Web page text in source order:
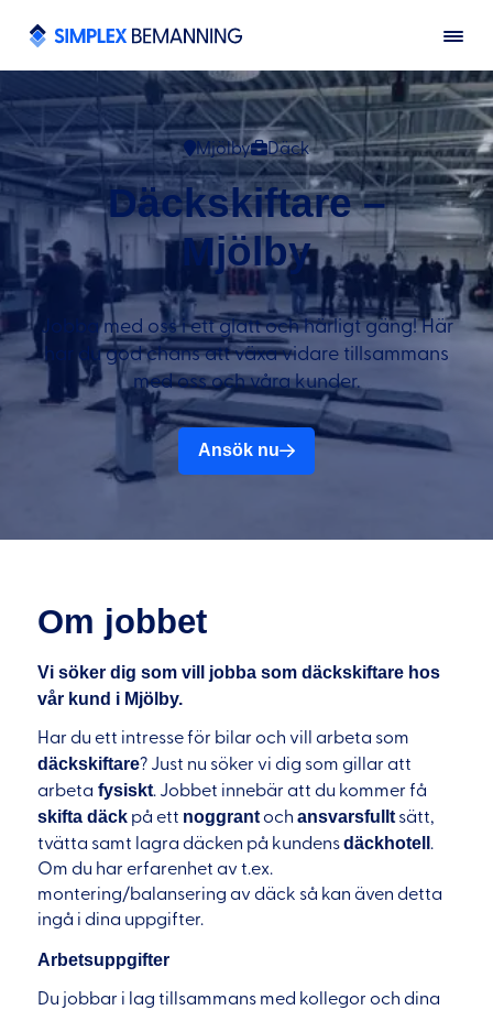
Mjölby Däck
Däckskiftare –
Mjölby
Jobba med oss i ett glatt och härligt gäng! Här
har du god chans att växa vidare tillsammans
med oss och våra kunder.
Ansök nu
Om jobbet
Vi söker dig som vill jobba som däckskiftare hos
vår kund i Mjölby.
Har du ett intresse för bilar och vill arbeta som
däckskiftare? Just nu söker vi dig som gillar att
arbeta fysiskt. Jobbet innebär att du kommer få
skifta däckpå ett noggrantoch ansvarsfulltsätt,
tvätta samt lagra däcken på kundensdäckhotell .
Om du har erfarenhet av t.ex.
montering/balansering av däck så kan även detta
ingå i dina uppgifter.
Arbetsuppgifter
Du jobbar i lag tillsammans med kollegor och dina